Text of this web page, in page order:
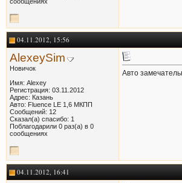
04.11.2012, 15:56
AlexeySim
Новичок
Имя: Alexey
Регистрация: 03.11.2012
Адрес: Казань
Авто: Fluence LE 1,6 МКПП
Сообщений: 12
Сказал(а) спасибо: 1
Поблагодарили 0 раз(а) в 0
сообщениях
Авто
04.11.2012, 16:41